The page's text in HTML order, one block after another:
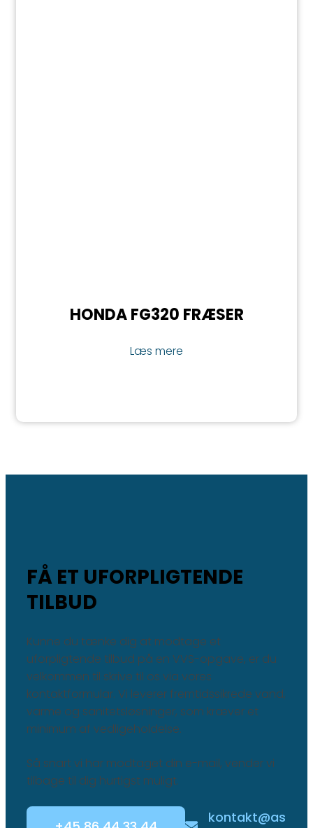
HONDA FG320 FRÆSER
Læs mere
FÅ ET UFORPLIGTENDE
TILBUD
Kunne du tænke dig at modtage et
uforpligtende tilbud på en VVS-opgave, er du
velkommen til skrive til os via vores
kontaktformular. Vi leverer fremtidssikrede vand,
varme og sanitetsløsninger, som kræver et
minimum af vedligeholdelse.​
Så snart vi har modtaget din e-mail, vender vi
tilbage til dig hurtigst muligt.​​
kontakt@as